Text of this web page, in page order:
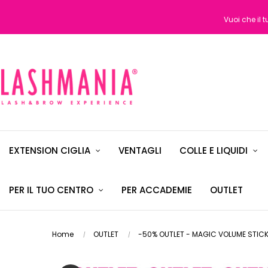
Vuoi che il
EXTENSION CIGLIA VENTAGLI COLLE E LIQUIDI
PER IL TUO CENTRO PER ACCADEMIE OUTLET
Home OUTLET -50% OUTLET - MAGIC VOLUME